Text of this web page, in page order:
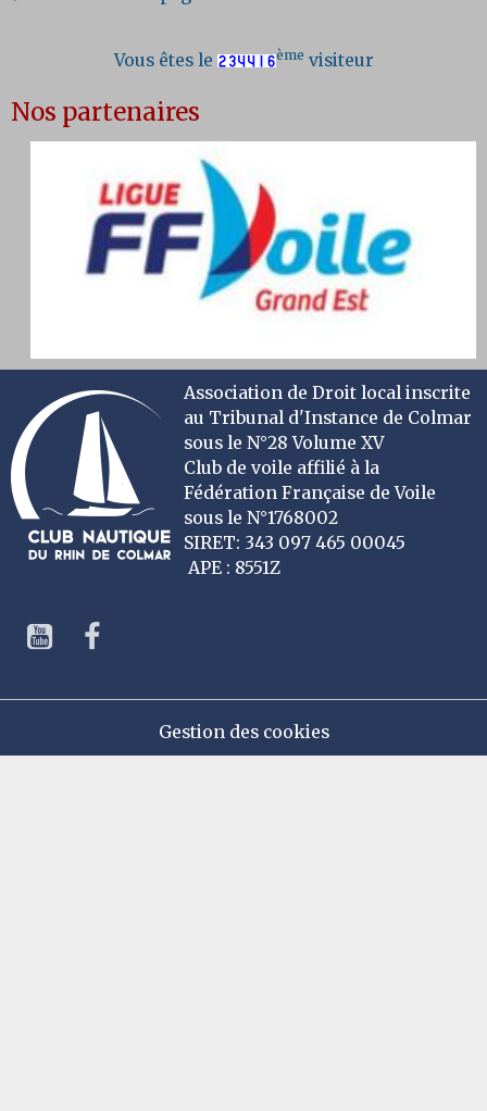
Vous êtes le ème visiteur
Nos partenaires
Association de Droit local inscrite
au Tribunal d'Instance de Colmar
sous le N°28 Volume XV
Club de voile affilié à la
Fédération Française de Voile
sous le N°1768002
SIRET: 343 097 465 00045
APE : 8551Z
Gestion des cookies